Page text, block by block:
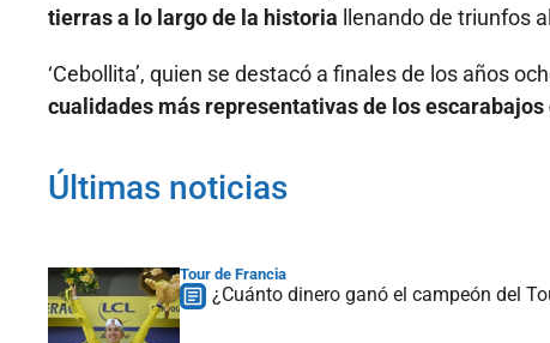
tierras a lo largo de la historia llenando de triunfos
‘Cebollita’, quien se destacó a finales de los años
cualidades más representativas de los
Últimas noticias
Tour de Francia
¿Cuánto dinero ganó el campeón del